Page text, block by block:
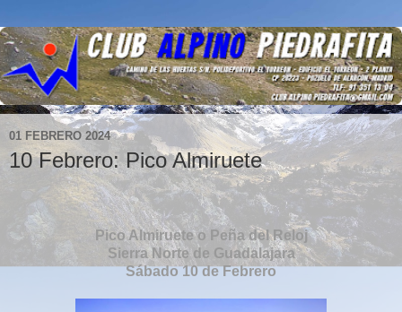
01 FEBRERO 2024
10 Febrero: Pico Almiruete
Pico Almiruete o Peña del Reloj
Sierra Norte de Guadalajara
Sábado 10 de Febrero